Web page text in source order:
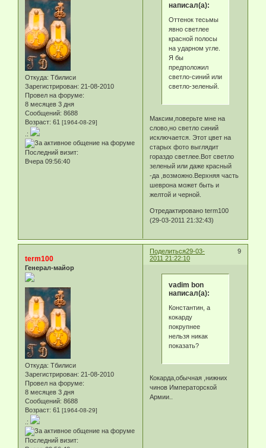
Откуда: Тбилиси
Зарегистрирован: 21-08-2010
Провел на форуме:
8 месяцев 3 дня
Сообщений: 8688
Возраст: 61 [1964-08-29]
.:
Последний визит:
Вчера 09:56:40
написал(а):
Оттенок тесьмы
явно светлее
красной полосы
на ударном угле.
Я бы
предположил
светло-синий или
светло-зеленый.
Максим,поверьте мне на
слово,но светло синий
исключается. Этот цвет на
старых фото выглядит
гораздо светлее.Вот светло
зеленый или даже красный
-да ,возможно.Верхняя часть
шеврона может быть и
желтой и черной.
Отредактировано term100
(29-03-2011 21:32:43)
Поделиться 9
29-03-
2011 21:22:10
term100
Генерал-майор
Откуда: Тбилиси
Зарегистрирован: 21-08-2010
Провел на форуме:
8 месяцев 3 дня
Сообщений: 8688
Возраст: 61 [1964-08-29]
.:
Последний визит:
vadim bon
написал(а):
Константин, а
кокарду
покрупнее
нельзя никак
показать?
Кокарда,обычная ,нижних
чинов Императорской
Армии..